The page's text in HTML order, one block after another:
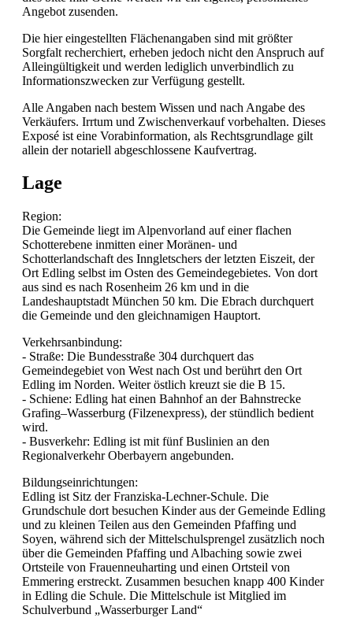
Angebot zusenden.
Die hier eingestellten Flächenangaben sind mit größter
Sorgfalt recherchiert, erheben jedoch nicht den Anspruch auf
Alleingültigkeit und werden lediglich unverbindlich zu
Informationszwecken zur Verfügung gestellt.
Alle Angaben nach bestem Wissen und nach Angabe des
Verkäufers. Irrtum und Zwischenverkauf vorbehalten. Dieses
Exposé ist eine Vorabinformation, als Rechtsgrundlage gilt
allein der notariell abgeschlossene Kaufvertrag.
Lage
Region:
Die Gemeinde liegt im Alpenvorland auf einer flachen
Schotterebene inmitten einer Moränen- und
Schotterlandschaft des Inngletschers der letzten Eiszeit, der
Ort Edling selbst im Osten des Gemeindegebietes. Von dort
aus sind es nach Rosenheim 26 km und in die
Landeshauptstadt München 50 km. Die Ebrach durchquert
die Gemeinde und den gleichnamigen Hauptort.
Verkehrsanbindung:
- Straße: Die Bundesstraße 304 durchquert das
Gemeindegebiet von West nach Ost und berührt den Ort
Edling im Norden. Weiter östlich kreuzt sie die B 15.
- Schiene: Edling hat einen Bahnhof an der Bahnstrecke
Grafing–Wasserburg (Filzenexpress), der stündlich bedient
wird.
- Busverkehr: Edling ist mit fünf Buslinien an den
Regionalverkehr Oberbayern angebunden.
Bildungseinrichtungen:
Edling ist Sitz der Franziska-Lechner-Schule. Die
Grundschule dort besuchen Kinder aus der Gemeinde Edling
und zu kleinen Teilen aus den Gemeinden Pfaffing und
Soyen, während sich der Mittelschulsprengel zusätzlich noch
über die Gemeinden Pfaffing und Albaching sowie zwei
Ortsteile von Frauenneuharting und einen Ortsteil von
Emmering erstreckt. Zusammen besuchen knapp 400 Kinder
in Edling die Schule. Die Mittelschule ist Mitglied im
Schulverbund „Wasserburger Land“